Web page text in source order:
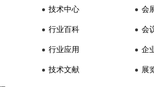
技术中心
行业百科
行业应用
技术文献
会
会
企
展